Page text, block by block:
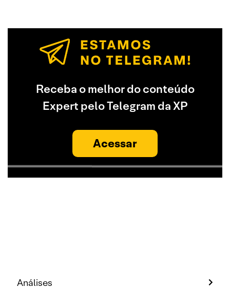
Receba o melhor do conteúdo
Expert pelo Telegram da XP
Acessar
Análises